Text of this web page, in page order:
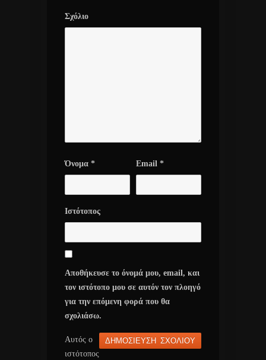
Σχόλιο
Όνομα * Email *
Ιστότοπος
Αποθήκευσε το όνομά μου, email, και
τον ιστότοπο μου σε αυτόν τον πλοηγό
για την επόμενη φορά που θα
σχολιάσω.
Αυτός ο
ιστότοπος